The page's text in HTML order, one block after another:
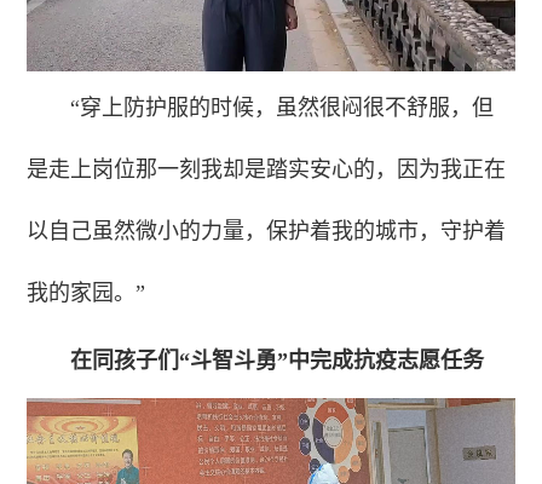
“穿上防护服的时候，虽然很闷很不舒服，但
是走上岗位那一刻我却是踏实安心的，因为我正在
以自己虽然微小的力量，保护着我的城市，守护着
我的家园。”
在同孩子们“斗智斗勇”中完成抗疫志愿任务